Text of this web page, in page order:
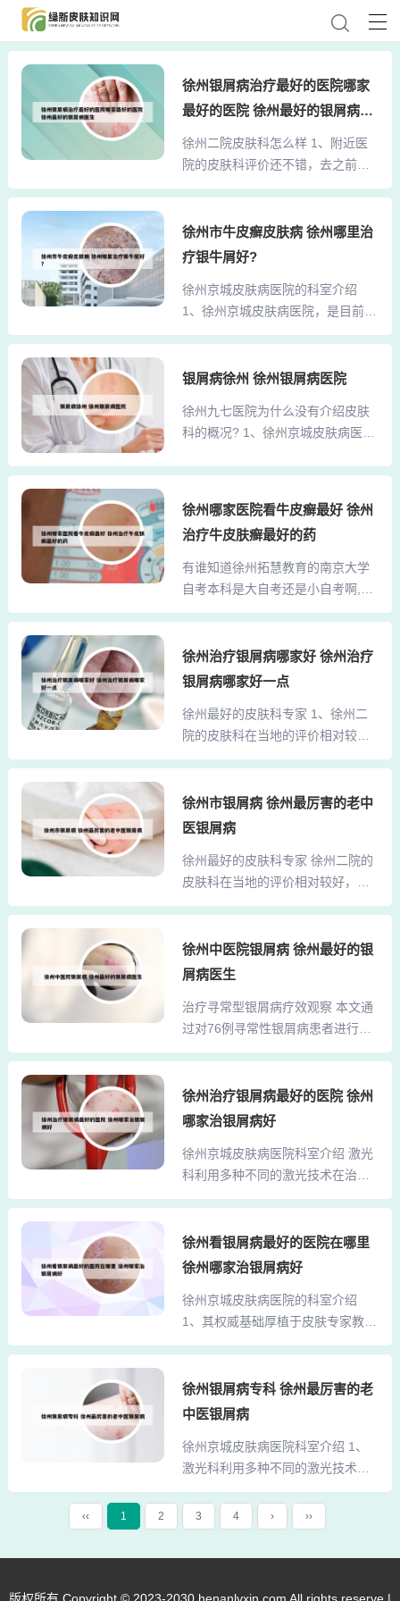
徐州银屑病治疗最好的医院哪家
最好的医院 徐州最好的银屑病医
生
徐州二院皮肤科怎么样 1、附近医
院的皮肤科评价还不错，去之前只
需简单查询一下相关信息，费用也
医生会根据情况决定是否需要抽血
检查，所以不需要特别准备。如果
必要的麻烦。总体来说，费用在几
百到一千元左右，具体要看治疗的
情况。2、对于铜山县的居民来说，
拥有专业的医生团队和先进的诊疗
服务。二院皮肤科在治疗各种皮肤
疾病方面积累了丰富的经验。无论
是常见的皮肤病如湿疹、荨麻...
徐州市牛皮癣皮肤病 徐州哪里治
疗银牛屑好?
徐州京城皮肤病医院的科室介绍
1、徐州京城皮肤病医院，是目前江
苏省内较大的皮肤病专科医院。2、
I国际医院管理标准”建设的国家三级
平方米的建筑空间，开放床位超过1
00张，是江苏省内规模较大的皮肤
病医院附设激光科和面膜室，为了
扩大服务层面，并在这一领域里做
新整合和厚植各项设施后，以崭新
的姿态迈向医学美容的大道，有信
心赢得广...
银屑病徐州 徐州银屑病医院
徐州九七医院为什么没有介绍皮肤
科的概况? 1、徐州京城皮肤病医院
常注重科研工作。医院设立了专门
的科研项目，为临床治疗提供有力
的科研支持。总之，徐州京城皮肤
病医院凭借其先进的医疗设备、高
水平的医疗团队和全面的诊疗服
的皮肤病专科医院。2、为了提高治
疗效果，医院还引进了多项先进的
光治疗等，这些方法在治疗某些顽
固性皮肤病方面有着显著的效果。
医院还积极与国内外知名医疗...
徐州哪家医院看牛皮癣最好 徐州
治疗牛皮肤癣最好的药
有谁知道徐州拓慧教育的南京大学
自考本科是大自考还是小自考啊,好
通... 1、你好！是大自考。因为南京
学，学习方式为业余制。还有，大
自考是每年10月考试，7月增考；小
述情况来区分。社会上的教育机构
基本上是给你提供一个学习方向和
书本的考试重点，但不保证你一定
喝吗 牛蒡茶可以与茶叶一起喝。牛
蒡茶帮助消化 牛蒡茶可以与茶叶的
喝这种茶还可以帮助腹胀，痉挛和
溃疡。最好...
徐州治疗银屑病哪家好 徐州治疗
银屑病哪家好一点
徐州最好的皮肤科专家 1、徐州二
院的皮肤科在当地的评价相对较
好，尤其是魏志平主任，他的专业
任每周二坐诊，擅长治疗多种皮肤
病。虽然徐州地区的中医医院数量
不理想。其他医疗机构在皮肤病治
疗方面也存在一定的局限性。2、夏
敏，安徐生。夏敏：徐州市人民医
斑等疑难性皮肤病的诊疗。安徐
生：徐州市人民医院主任医师，擅
等的治疗。3、李敬果。李敬果从事
皮肤科临床、科研教学工作十余...
徐州市银屑病 徐州最厉害的老中
医银屑病
徐州最好的皮肤科专家 徐州二院的
皮肤科在当地的评价相对较好，尤
其是魏志平主任，他的专业水平得
二坐诊，擅长治疗多种皮肤病。虽
然徐州地区的中医医院数量不少，
想。其他医疗机构在皮肤病治疗方
面也存在一定的局限性。李敬果。
根据查询徐州本地宝得知，李敬果
治疗痤疮、银屑病、脱发、湿疹、
带状疱疹等皮肤科常见疾病较为擅
彦群教授是一位在皮肤科领域享有
盛誉的专家，现任徐州医学院附
属...
徐州中医院银屑病 徐州最好的银
屑病医生
治疗寻常型银屑病疗效观察 本文通
过对76例寻常性银屑病患者进行窄
谱中波紫外线联合中药熏蒸治疗的
降低了应用药物治疗的副作用，尤
其是对点滴状银屑病，疗效更佳，
性、系统性疾病，可伴有代谢异
常，患者经过治疗后可改善脂肪代
谢、糖代谢，逐渐恢复正常皮肤生
7年他扎罗汀凝胶和霜剂被FDA批准
用于治疗轻度至中度寻常型银屑病
重要地位。临床研究显示，使用0.0
5%和0.1%的...
徐州治疗银屑病最好的医院 徐州
哪家治银屑病好
徐州京城皮肤病医院科室介绍 激光
科利用多种不同的激光技术在治疗
白癜风、银屑病、过敏性皮炎、痤
蜘蛛痣、酒渣鼻、面部毛细血管扩
张，跖疣、增生性瘢痕等皮肤病方
城皮肤病医院是江苏省各大医院中
少有的几家开设药浴治疗的医院之
一。徐州京城皮肤病医院，是目前
徐州京城皮肤病医院是一所占地约1
0000平方米的大型专科医院，拥有
领域的重要机构。医院设有皮肤
病、性传播疾病、康...
徐州看银屑病最好的医院在哪里
徐州哪家治银屑病好
徐州京城皮肤病医院的科室介绍
1、其权威基础厚植于皮肤专家教授
云集的京城皮肤病医院附设激光科
在这一领域里做出更强更专的特
色，在经过院方创新整合和厚植各
美容的大道，有信心赢得广大爱美
民众的瞩目和信赖。2、徐州京城皮
肤病医院，是目前江苏省内较大的
皮肤病专科医院。3、徐州京城皮肤
的大型专科医院，拥有100张病床，
徐州银屑病专科 徐州最厉害的老
中医银屑病
徐州京城皮肤病医院科室介绍 1、
激光科利用多种不同的激光技术在
治疗白癜风、银屑病、过敏性皮
炎、痤疮、黄褐斑、雀斑、血管
痣、瘤、蜘蛛痣、酒渣鼻、面部毛
果。 徐州京城皮肤病医院是江苏省
‹‹ 1 2 3 4 › ››